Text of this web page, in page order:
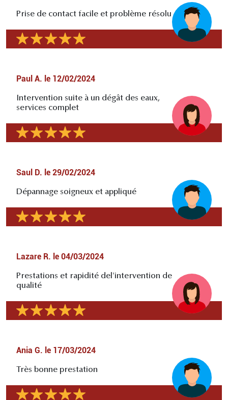
Prise de contact facile et problème résolu
Paul A. le 12/02/2024
Intervention suite à un dégât des eaux,
services complet
Saul D. le 29/02/2024
Dépannage soigneux et appliqué
Lazare R. le 04/03/2024
Prestations et rapidité del'intervention de
qualité
Ania G. le 17/03/2024
Très bonne prestation